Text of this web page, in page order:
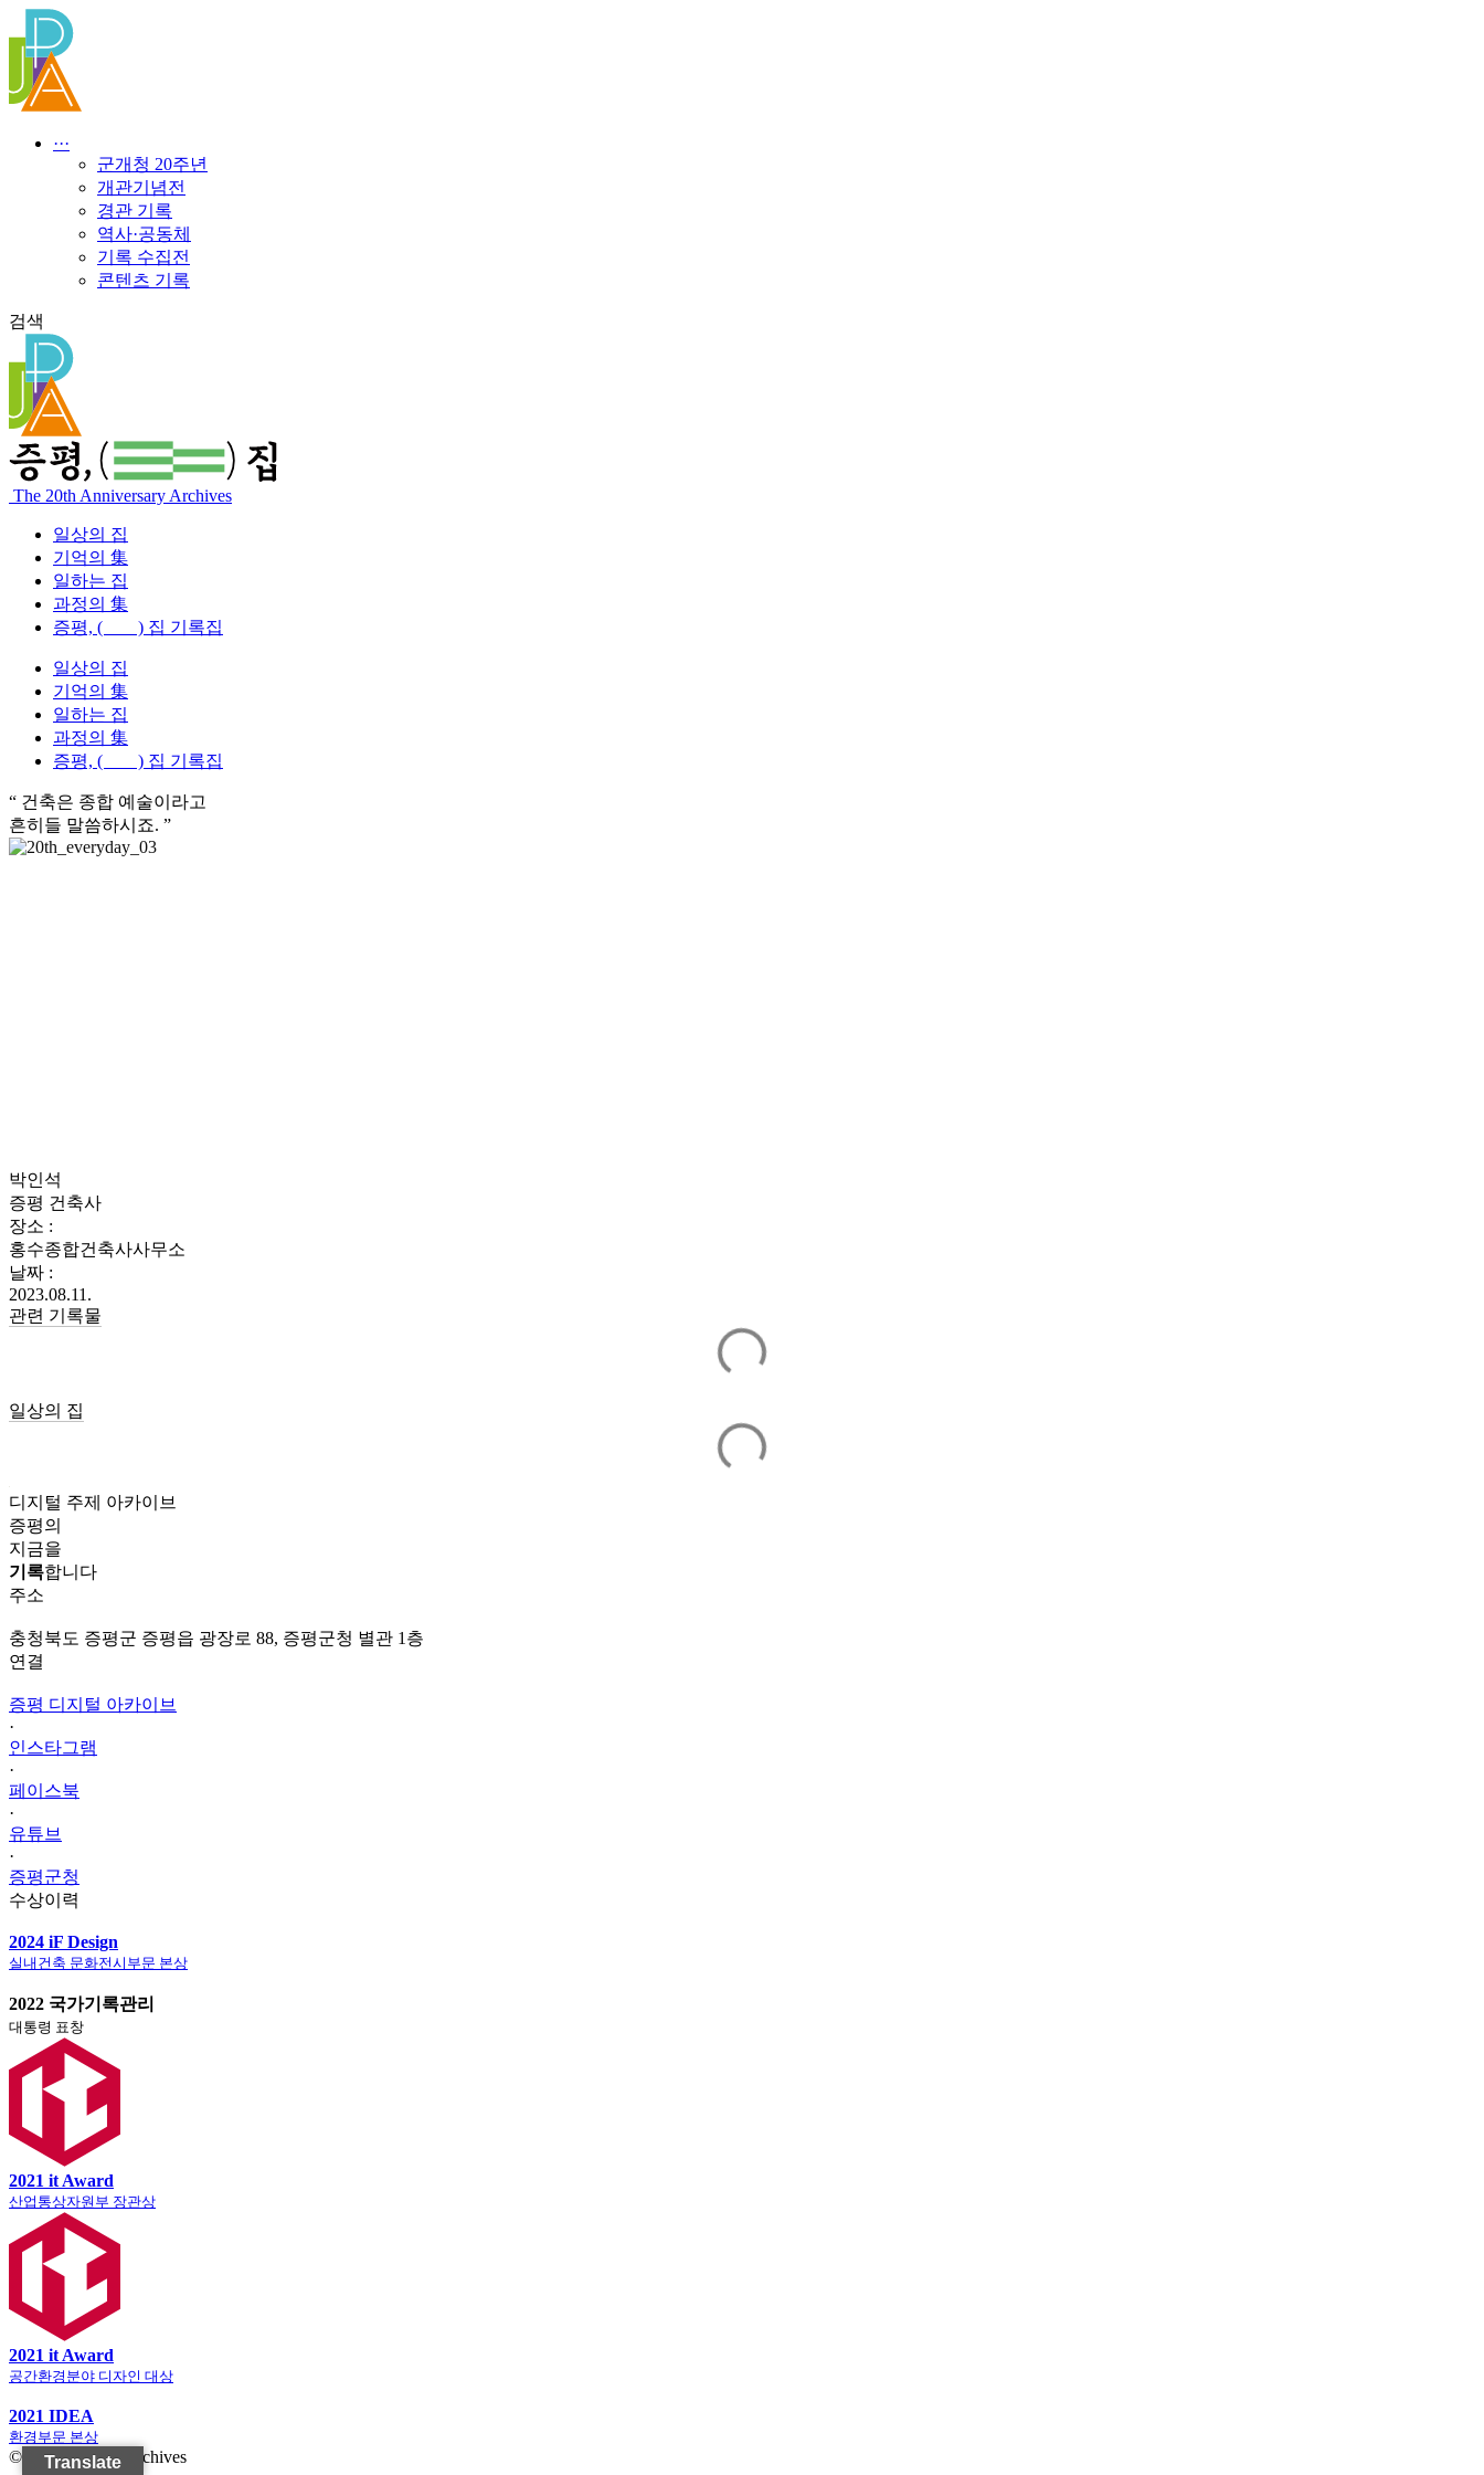
텐
로
건
···
군개청 20주년
개관기념전
경관 기록
역사·공동체
기록 수집전
콘텐츠 기록
검색
The 20th Anniversary Archives
일상의 집
기억의 集
일하는 집
과정의 集
증평, ( ) 집 기록집
일상의 집
기억의 集
일하는 집
과정의 集
증평, ( ) 집 기록집
“ 건축은 종합 예술이라고
흔히들 말씀하시죠. ”
박인석
증평 건축사
장소 :
홍수종합건축사사무소
날짜 :
2023.08.11.
관련 기록물
일상의 집
디지털 주제 아카이브
증평의
지금을
기록합니다
주소
충청북도 증평군 증평읍 광장로 88, 증평군청 별관 1층
연결
증평 디지털 아카이브
·
인스타그램
·
페이스북
·
유튜브
·
증평군청
수상이력
2024 iF Design
실내건축 문화전시부문 본상
2022 국가기록관리
대통령 표창
2021 it Award
산업통상자원부 장관상
2021 it Award
공간환경분야 디자인 대상
2021 IDEA
환경부문 본상
© JeungPyeong Archives
Translate